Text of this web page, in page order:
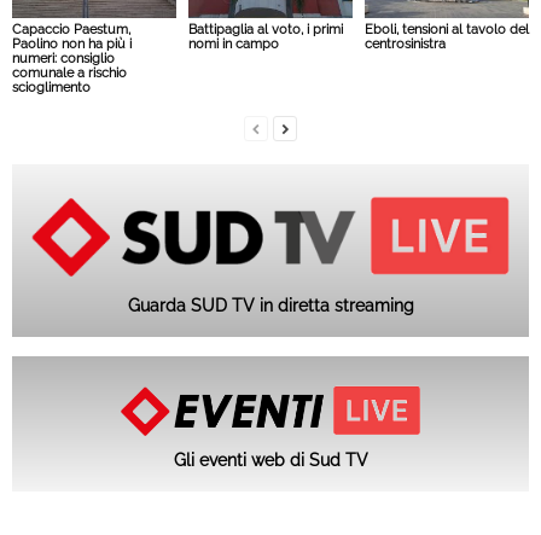
Capaccio Paestum,
Paolino non ha più i
numeri: consiglio
comunale a rischio
scioglimento
Battipaglia al voto, i primi
nomi in campo
Eboli, tensioni al tavolo del
centrosinistra
Guarda SUD TV in diretta streaming
Gli eventi web di Sud TV